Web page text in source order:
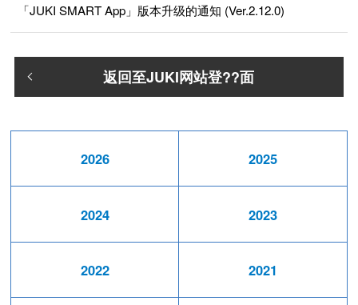
2026 2025
2024 2023
2022 2021
「JUKI SMART App」版本升级的通知 (Ver.2.12.0)
返回至JUKI网站登??面